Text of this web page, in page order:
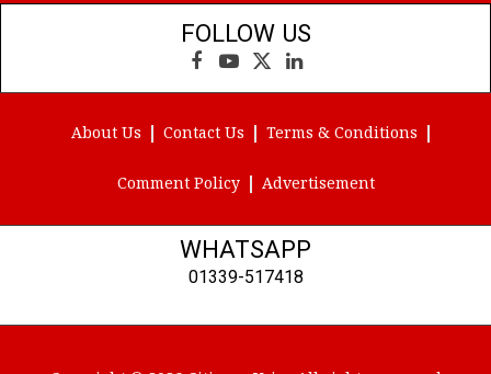
FOLLOW US
Facebook
YouTube
X
(Twitter)
LinkedIn
About Us Contact Us Terms & Conditions
Comment Policy Advertisement
WHATSAPP
01339-517418